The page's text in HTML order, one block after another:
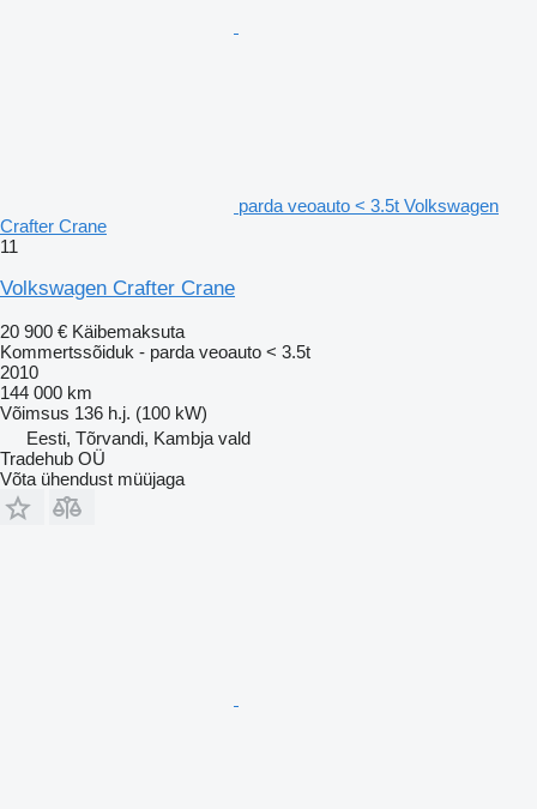
parda veoauto < 3.5t Volkswagen
Crafter Crane
11
Volkswagen Crafter Crane
20 900 € Käibemaksuta
Kommertssõiduk - parda veoauto < 3.5t
2010
144 000 km
Võimsus 136 h.j. (100 kW)
Eesti, Tõrvandi, Kambja vald
Tradehub OÜ
Võta ühendust müüjaga